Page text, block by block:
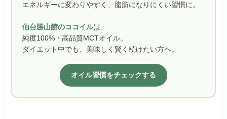
エネルギーに変わりやすく、脂肪になりにくい習慣に。
仙台勝山館のココイルは、
純度100%・高品質MCTオイル。
ダイエット中でも、美味しく賢く続けたい方へ。
オイル習慣をチェックする